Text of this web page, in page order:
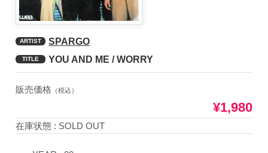
ARTIST SPARGO
TITLE YOU AND ME / WORRY
販売価格 （税込）
¥1,980
在庫状態 : SOLD OUT